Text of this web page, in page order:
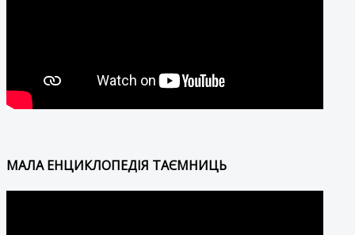
МАЛА ЕНЦИКЛОПЕДІЯ ТАЄМНИЦЬ